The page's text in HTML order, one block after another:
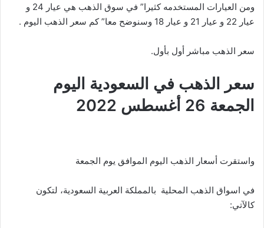
ومن العيارات المستخدمه كثيرا” في سوق الذهب هي عيار 24 و
عيار 22 و عيار 21 و عيار 18 وسنوضح معا” كم سعر الذهب اليوم .
سعر الذهب مباشر أول بأول.
سعر الذهب في السعودية اليوم
الجمعة 26 أغسطس 2022
واستقرت أسعار الذهب اليوم الموافق يوم الجمعة
في اسواق الذهب المحلية بالمملكة العربية السعودية، لتكون
كالآتي: